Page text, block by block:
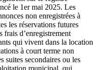
le 1er mai 2025. Les
non enregistrées à
les réservations futures
frais d’enregistrement
qui vivent dans la location
à court terme non
suites secondaires ou les